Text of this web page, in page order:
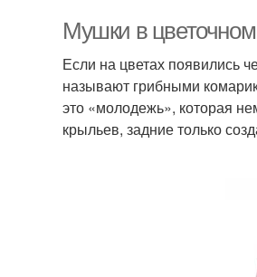
Мушки в
Если на цветах появились
называют грибными
это «молодежь», которая
крыльев, задние только